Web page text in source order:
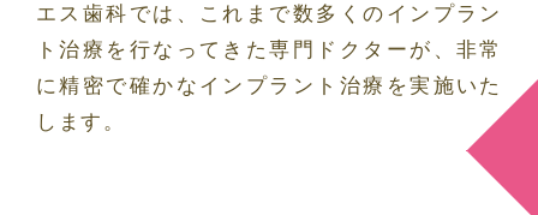
エス歯科では、これまで数多くのインプラン
ト治療を行なってきた専門ドクターが、非常
に精密で確かなインプラント治療を実施いた
します。